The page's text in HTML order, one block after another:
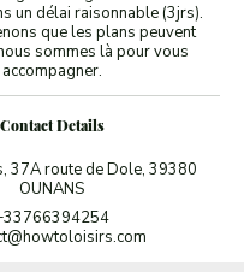
un délai raisonnable (3jrs).
que les plans peuvent
sommes là pour vous
accompagner.
Contact Details
37A route de Dole, 39380
OUNANS